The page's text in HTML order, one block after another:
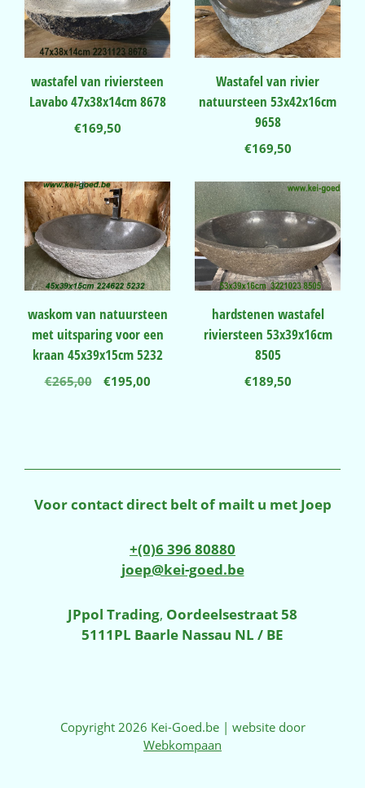
wastafel van riviersteen
Lavabo 47x38x14cm 8678
€169,50
Wastafel van rivier
natuursteen 53x42x16cm
9658
€169,50
waskom van natuursteen
met uitsparing voor een
kraan 45x39x15cm 5232
€265,00
Oorspronkelijke
€195,00Huidige
hardstenen wastafel
riviersteen 53x39x16cm
8505
€189,50
Voor contact direct belt of mailt u met Joep
+(0)6 396 80880
joep@kei-goed.be
JPpol Trading, Oordeelsestraat 58
5111PL Baarle Nassau NL / BE
Copyright 2026 Kei-Goed.be | website door
Webkompaan